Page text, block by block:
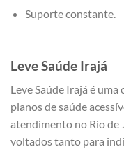
Suporte constante.
Leve Saúde Irajá
Leve Saúde Irajá é
planos de saúde
atendimento no Rio de
voltados tanto para